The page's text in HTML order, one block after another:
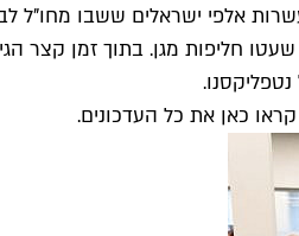
החל ממרץ 2020, שלח משרד הבריאות עשרות
ועדה שעטו חליפות מגן. בתוך